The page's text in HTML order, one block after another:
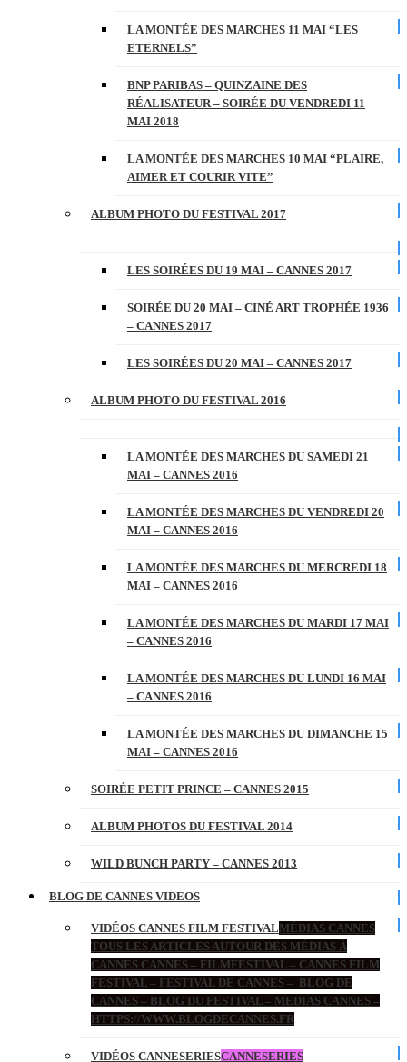
LA MONTÉE DES MARCHES 11 MAI “LES
ETERNELS”
BNP PARIBAS – QUINZAINE DES
RÉALISATEUR – SOIRÉE DU VENDREDI 11
MAI 2018
LA MONTÉE DES MARCHES 10 MAI “PLAIRE,
AIMER ET COURIR VITE”
ALBUM PHOTO DU FESTIVAL 2017
LES SOIRÉES DU 19 MAI – CANNES 2017
SOIRÉE DU 20 MAI – CINÉ ART TROPHÉE 1936
– CANNES 2017
LES SOIRÉES DU 20 MAI – CANNES 2017
ALBUM PHOTO DU FESTIVAL 2016
LA MONTÉE DES MARCHES DU SAMEDI 21
MAI – CANNES 2016
LA MONTÉE DES MARCHES DU VENDREDI 20
MAI – CANNES 2016
LA MONTÉE DES MARCHES DU MERCREDI 18
MAI – CANNES 2016
LA MONTÉE DES MARCHES DU MARDI 17 MAI
– CANNES 2016
LA MONTÉE DES MARCHES DU LUNDI 16 MAI
– CANNES 2016
LA MONTÉE DES MARCHES DU DIMANCHE 15
MAI – CANNES 2016
SOIRÉE PETIT PRINCE – CANNES 2015
ALBUM PHOTOS DU FESTIVAL 2014
WILD BUNCH PARTY – CANNES 2013
BLOG DE CANNES VIDEOS
VIDÉOS CANNES FILM FESTIVALMÉDIAS CANNES
TOUS LES ARTICLES AUTOUR DES MÉDIAS À
CANNES CANNES – FILMFESTIVAL – CANNES FILM
FESTIVAL – FESTIVAL DE CANNES – BLOG DE
CANNES – BLOG DU FESTIVAL – MEDIAS CANNES –
HTTPS://WWW.BLOGDECANNES.FR
VIDÉOS CANNESERIESCANNESERIES